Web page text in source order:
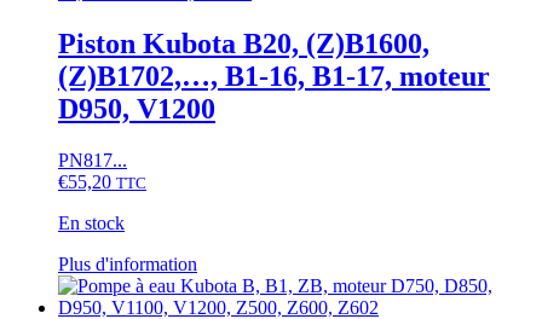
E224,
Kubota
B,
B1,
L,
moteur
D750…
Piston Kubota B20, (Z)B1600,
(Z)B1702,…, B1-16, B1-17, moteur
D950, V1200
PN817...
€55,20 TTC
En stock
Plus d'information
produit
a